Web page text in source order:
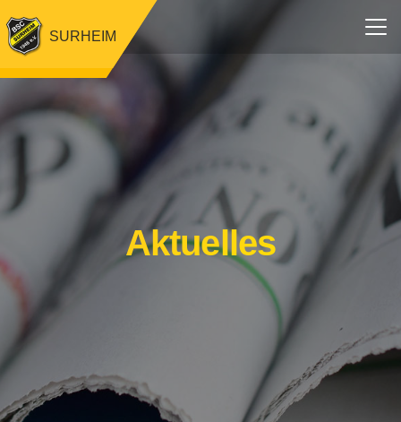
SURHEIM
Aktuelles